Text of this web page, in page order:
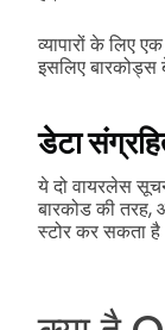
व्यापारों के लिए
इसलिए बारकोड्स
डेटा
ये दो वायरलेस
बारकोड की तरह,
स्टोर कर सकता